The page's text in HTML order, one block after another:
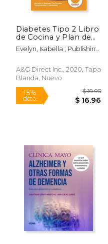
15%
dcto. $ 16.96
Diabetes Tipo 2 Libro
de Cocina y Plan de
Acción Para Personas
Recién
Revertir su Diabetes
con Recetas
Saludables! (Libro en
Español
Evelyn, Isabella ; Publishing,
A&g Direct Inc., 2020, Tapa
Blanda, Nuevo